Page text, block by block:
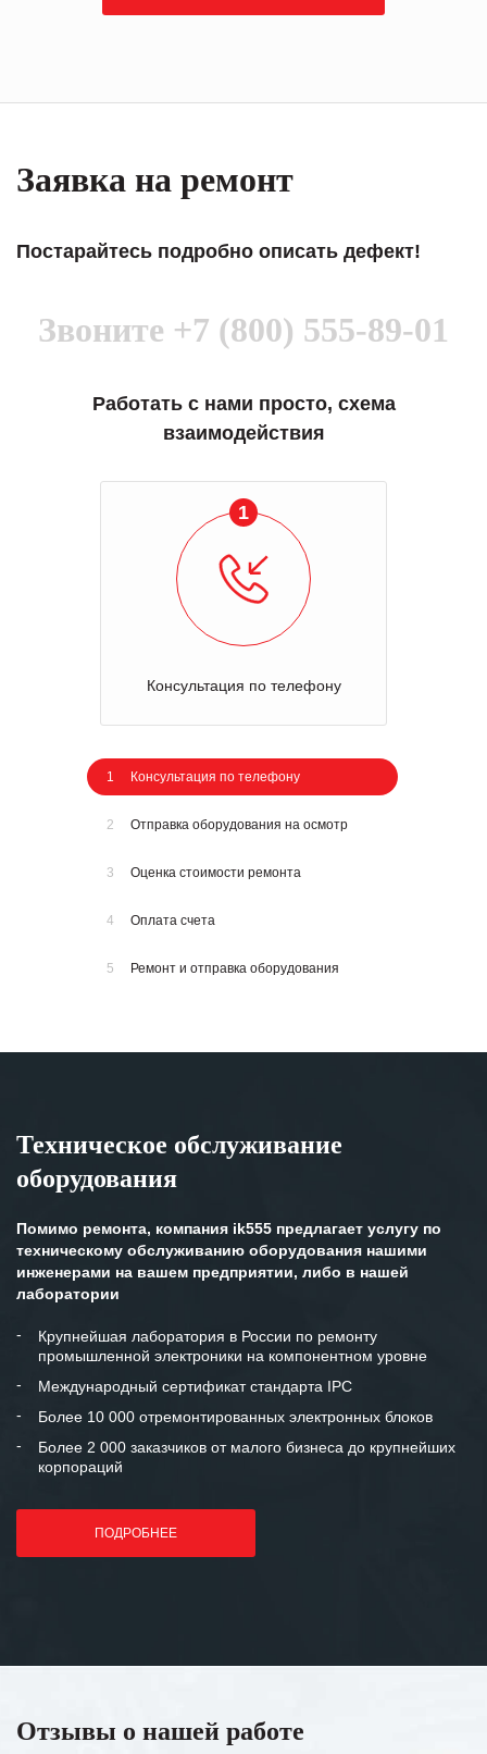
Заявка на ремонт
Постарайтесь подробно описать дефект!
Звоните +7 (800) 555-89-01
Работать с нами просто, схема
взаимодействия
1
Консультация по телефону
1 Консультация по телефону
2 Отправка оборудования на осмотр
3 Оценка стоимости ремонта
4 Оплата счета
5 Ремонт и отправка оборудования
Техническое обслуживание
оборудования
Помимо ремонта, компания ik555 предлагает услугу по
техническому обслуживанию оборудования нашими
инженерами на вашем предприятии, либо в нашей
лаборатории
Крупнейшая лаборатория в России по ремонту
промышленной электроники на компонентном уровне
Международный сертификат стандарта IPC
Более 10 000 отремонтированных электронных блоков
Более 2 000 заказчиков от малого бизнеса до крупнейших
корпораций
ПОДРОБНЕЕ
Отзывы о нашей работе